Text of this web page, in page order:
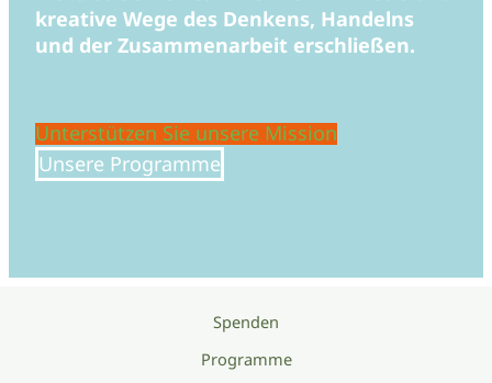
kreative Wege des Denkens, Handelns
und der Zusammenarbeit erschließen.
Unterstützen Sie unsere Mission
Unsere Programme
Spenden
Programme